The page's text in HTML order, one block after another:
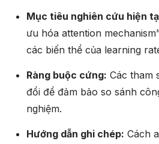
Mục tiêu nghiên cứu hiện
ưu hóa attention
các biến thể của learning
Ràng buộc cứng: Các tham
đổi để đảm bảo so sánh
nghiệm.
Hướng dẫn ghi chép: Cách